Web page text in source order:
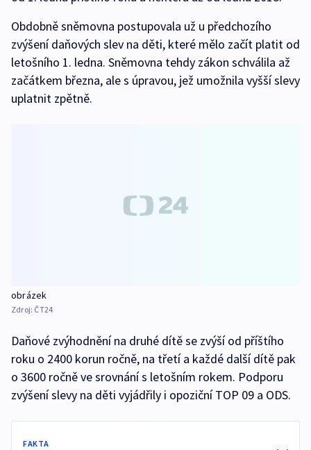
Obdobně sněmovna postupovala už u předchozího
zvýšení daňových slev na děti, které mělo začít platit od
letošního 1. ledna. Sněmovna tehdy zákon schválila až
začátkem března, ale s úpravou, jež umožnila vyšší slevy
uplatnit zpětně.
obrázek
Zdroj: ČT24
Daňové zvýhodnění na druhé dítě se zvýší od příštího
roku o 2400 korun ročně, na třetí a každé další dítě pak
o 3600 ročně ve srovnání s letošním rokem. Podporu
zvýšení slevy na děti vyjádřily i opoziční TOP 09 a ODS.
FAKTA